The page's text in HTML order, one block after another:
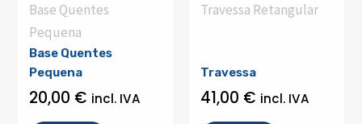
Base Quentes
Pequena
Base Quentes
Pequena
20,00 € incl. IVA
Travessa Retangular
Travessa
41,00 € incl. IVA